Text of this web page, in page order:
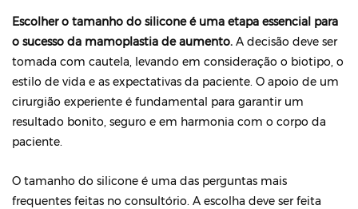
Escolher o tamanho do silicone é uma etapa essencial para
o sucesso da mamoplastia de aumento. A decisão deve ser
tomada com cautela, levando em consideração o biotipo, o
estilo de vida e as expectativas da paciente. O apoio de um
cirurgião experiente é fundamental para garantir um
resultado bonito, seguro e em harmonia com o corpo da
paciente.
O tamanho do silicone é uma das perguntas mais
frequentes feitas no consultório. A escolha deve ser feita